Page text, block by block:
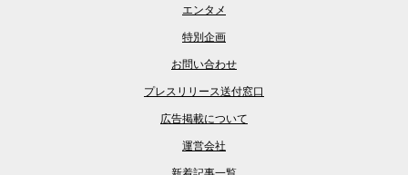
エンタメ
特別企画
お問い合わせ
プレスリリース送付窓口
広告掲載について
運営会社